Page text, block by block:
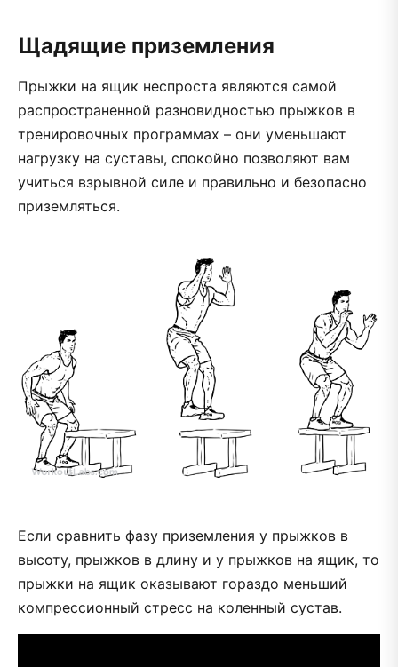
Щадящие приземления
Прыжки на ящик неспроста являются самой
распространенной разновидностью прыжков в
тренировочных программах – они уменьшают
нагрузку на суставы, спокойно позволяют вам
учиться взрывной силе и правильно и безопасно
приземляться.
Если сравнить фазу приземления у прыжков в
высоту, прыжков в длину и у прыжков на ящик, то
прыжки на ящик оказывают гораздо меньший
компрессионный стресс на коленный сустав.